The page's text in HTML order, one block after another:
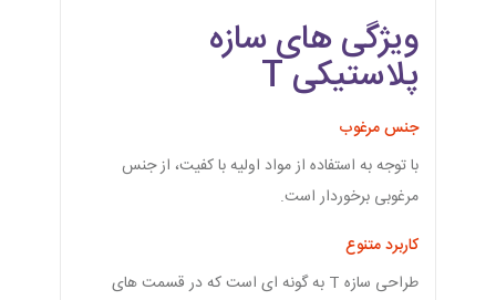
ویژگی های سازه
پلاستیکی T
جنس مرغوب
با توجه به استفاده از مواد اولیه با کفیت، از جنس
مرغوبی برخوردار است.
کاربرد متنوع
طراحی سازه T به گونه ای است که در قسمت های